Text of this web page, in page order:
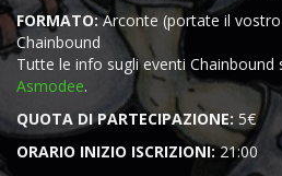
FORMATO:Arconte (portate il
Chainbound
Tutte le info sugli eventi Chainbound
Asmodee.
QUOTA DI PARTECIPAZIONE: 5€
ORARIO INIZIO ISCRIZIONI:21:00